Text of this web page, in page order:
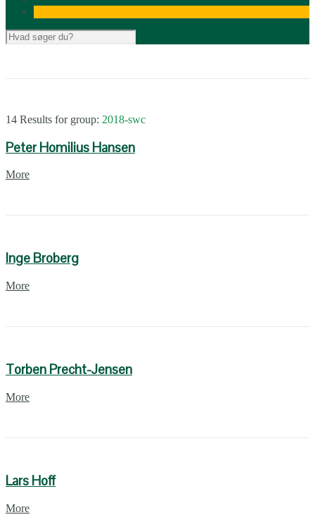
14 Results for group: 2018-swc
Peter Homilius Hansen
More
Inge Broberg
More
Torben Precht-Jensen
More
Lars Hoff
More